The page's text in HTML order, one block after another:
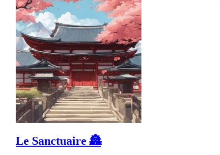
Le Sanctuaire 🏯